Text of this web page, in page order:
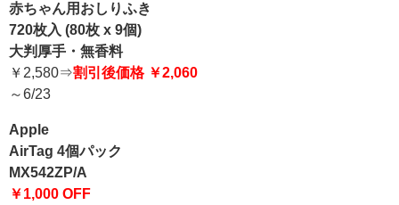
赤ちゃん用おしりふき
720枚入 (80枚 x 9個)
大判厚手・無香料
￥2,580⇒割引後価格 ￥2,060
～6/23
Apple
AirTag 4個パック
MX542ZP/A
￥1,000 OFF